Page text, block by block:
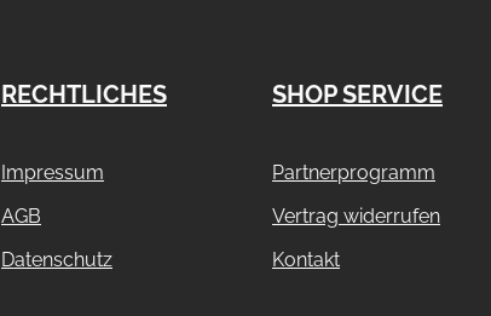
RECHTLICHES
Impressum
AGB
Datenschutz
SHOP SERVICE
Partnerprogramm
Vertrag widerrufen
Kontakt